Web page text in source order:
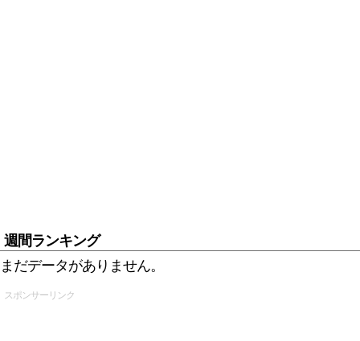
週間ランキング
まだデータがありません。
スポンサーリンク